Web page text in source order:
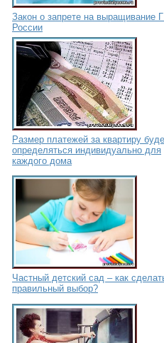
Закон о запрете на выращивание
России
Размер платежей за квартиру
определяться индивидуально для
каждого дома
Частный детский сад – как
правильный выбор?